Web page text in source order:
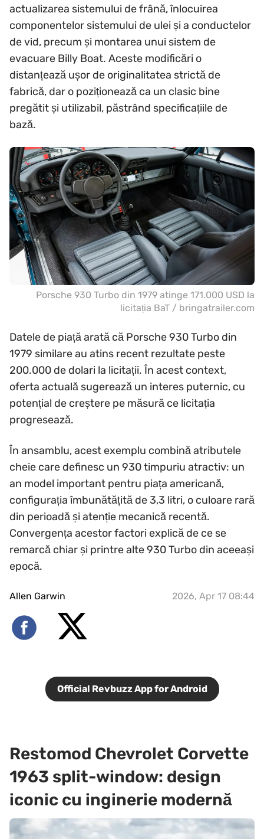
actualizarea sistemului de frână, înlocuirea
componentelor sistemului de ulei și a conductelor
de vid, precum și montarea unui sistem de
evacuare Billy Boat. Aceste modificări o
distanțează ușor de originalitatea strictă de
fabrică, dar o poziționează ca un clasic bine
pregătit și utilizabil, păstrând specificațiile de
bază.
Porsche 930 Turbo din 1979 atinge 171.000 USD la
licitația BaT / bringatrailer.com
Datele de piață arată că Porsche 930 Turbo din
1979 similare au atins recent rezultate peste
200.000 de dolari la licitații. În acest context,
oferta actuală sugerează un interes puternic, cu
potențial de creștere pe măsură ce licitația
progresează.
În ansamblu, acest exemplu combină atributele
cheie care definesc un 930 timpuriu atractiv: un
an model important pentru piața americană,
configurația îmbunătățită de 3,3 litri, o culoare rară
din perioadă și atenție mecanică recentă.
Convergența acestor factori explică de ce se
remarcă chiar și printre alte 930 Turbo din aceeași
epocă.
Allen Garwin 2026, Apr 17 08:44
Official Revbuzz App for Android
Restomod Chevrolet Corvette
1963 split-window: design
iconic cu inginerie modernă